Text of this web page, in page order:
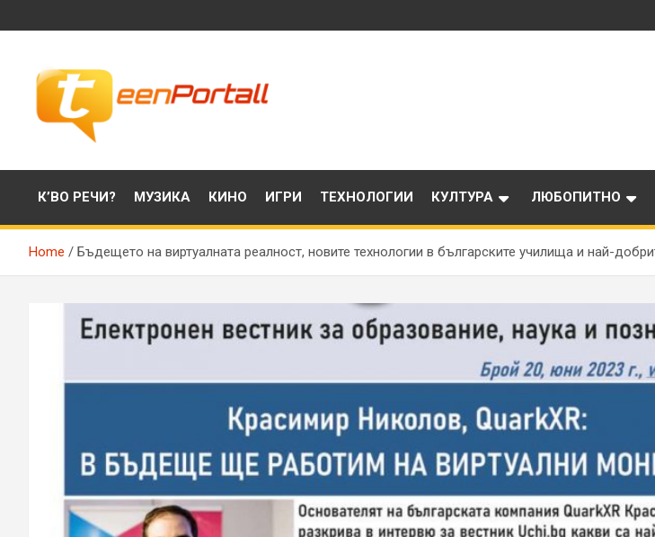
to
TeenPortall
К’ВО РЕЧИ? МУЗИКА КИНО ИГРИ ТЕХНОЛОГИИ КУЛТУРА ЛЮБОПИТНО
Home Бъдещето на виртуалната реалност, новите технологии в българските училища и най-